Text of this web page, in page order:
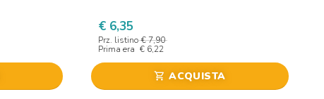
€ 6,35
Prz. listino € 7,90
Prima era € 6,22
shopping_cart ACQUISTA